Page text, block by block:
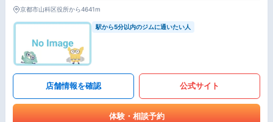
京都市山科区役所から4641m
駅から5分以内のジムに通いたい人
店舗情報を確認 公式サイト
体験・相談予約